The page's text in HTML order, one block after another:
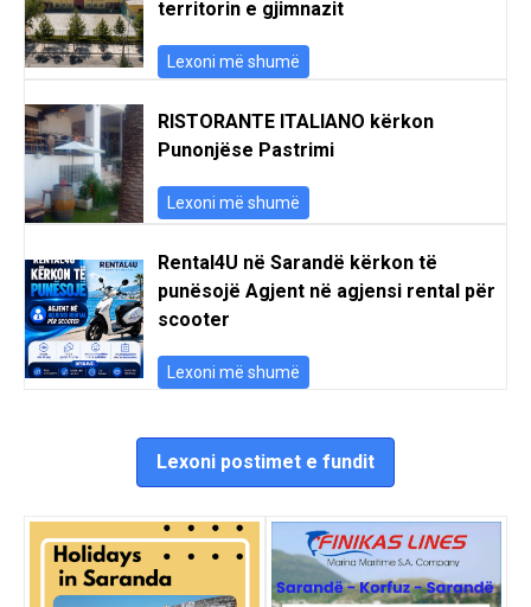
territorin e gjimnazit
Lexoni më shumë
RISTORANTE ITALIANO kërkon
Punonjëse Pastrimi
Lexoni më shumë
Rental4U në Sarandë kërkon të
punësojë Agjent në agjensi rental për
scooter
Lexoni më shumë
Lexoni postimet e fundit